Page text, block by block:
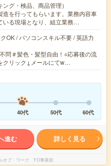
グ・検品、商品管理）
造を行ってもらいます。業務内容車
いる現場となり、組立業務…
OK / パソコンスキル不要 / 英語力
問＃髪色・髪型自由！○応募後の流
クリック↓メールにてw…
40代 50代 60代
進む 詳しく見る
オブ・ワーク FO事業部